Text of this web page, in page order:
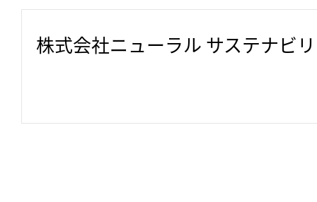
株式会社ニューラル サステナビ